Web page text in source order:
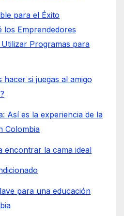
para el Éxito
los Emprendedores
Programas para
hacer si juegas al amigo
Así es la experiencia de la
Colombia
encontrar la cama ideal
para una educación